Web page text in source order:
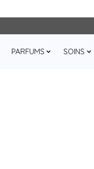
PARFUMS SOINS